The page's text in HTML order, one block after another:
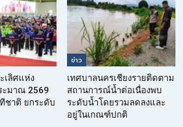
เลิศแห่ง
ะมาณ 2569
ชาติ ยกระดับ
ข่าว
เทศบาลนครเชียงรายติดตาม
สถานการณ์น้ำต่อเนื่องพบ
ระดับน้ำโดยรวมลดลงและ
อยู่ในเกณฑ์ปกติ